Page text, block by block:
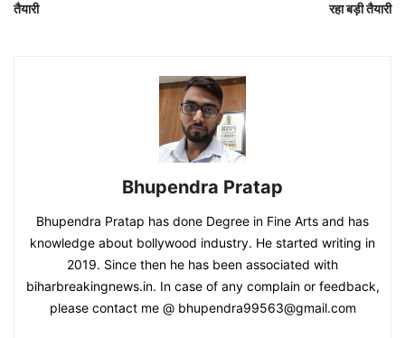
तैयारी
रहा बड़ी तैयारी
Bhupendra Pratap
Bhupendra Pratap has done Degree in Fine Arts and has
knowledge about bollywood industry. He started writing in
2019. Since then he has been associated with
biharbreakingnews.in. In case of any complain or feedback,
please contact me @ bhupendra99563@gmail.com